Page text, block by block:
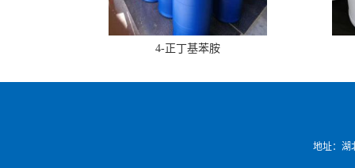
4-正丁基苯胺
地址：湖